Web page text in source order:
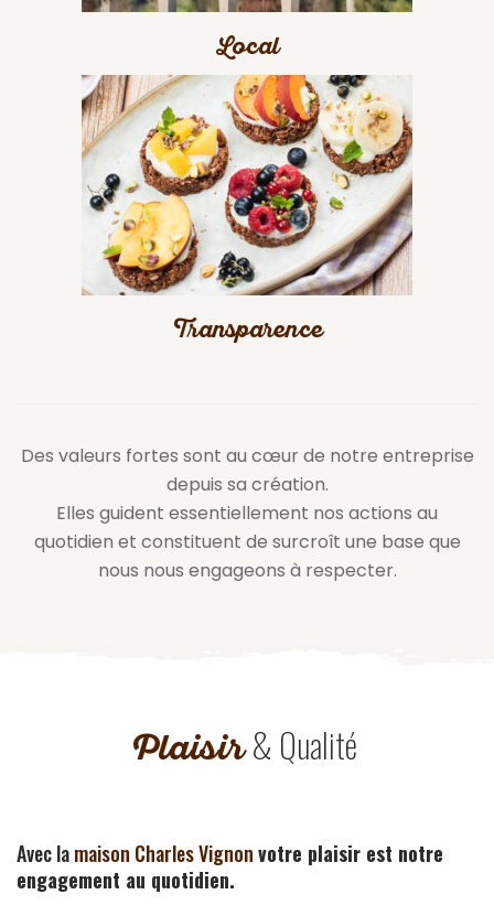
Local
Transparence
Des valeurs fortes sont au cœur de notre entreprise
depuis sa création.
Elles guident essentiellement nos actions au
quotidien et constituent de surcroît une base que
nous nous engageons à respecter.
Plaisir& Qualité
Avec lamaison Charles Vignonvotre plaisir est notre
engagement au quotidien.